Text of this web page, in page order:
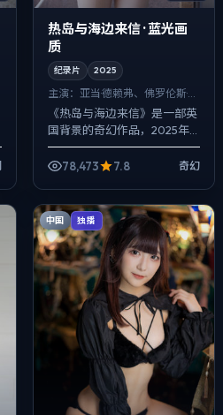
热岛与海边来信 · 蓝光画
质
纪录片 2025
主演： 亚当·德赖弗、佛罗伦斯·皮
尤 等
《热岛与海边来信》是一部英
国背景的奇幻作品，2025年
公映，由毕赣执导，亚当·德赖
弗、佛罗伦斯·皮尤、裴斗娜等
78,473 7.8 奇幻
中国 独播